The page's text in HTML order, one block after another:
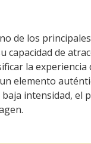
de los
capacidad de
la
elemento
intensidad, el